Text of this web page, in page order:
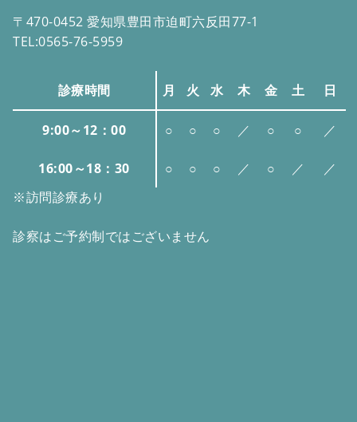
〒470-0452 愛知県豊田市迫町六反田77-1
TEL:0565-76-5959
診療時間 月 火 水 木 金 土 日
9:00～12：00 ○ ○ ○ ／ ○ ○ ／
16:00～18：30 ○ ○ ○ ／ ○ ／
／
※訪問診療あり
診察はご予約制ではございません